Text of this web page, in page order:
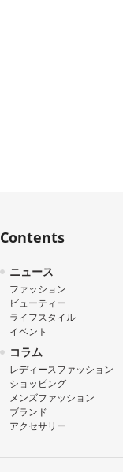
Contents
ニュース
ファッション
ビューティー
ライフスタイル
イベント
コラム
レディースファッション
ショッピング
メンズファッション
ブランド
アクセサリー